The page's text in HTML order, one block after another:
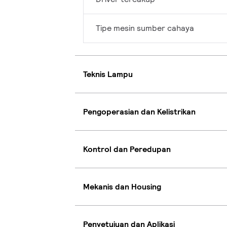
Tipe mesin sumber cahaya
Teknis Lampu
Pengoperasian dan Kelistrikan
Kontrol dan Peredupan
Mekanis dan Housing
Penyetujuan dan Aplikasi